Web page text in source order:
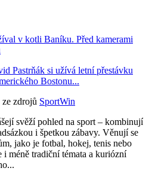
v kotli Baníku. Před kamerami
Pastrňák si užívá letní přestávku
Bostonu...
zdrojů SportWin
svěží pohled na sport – kombinují
i špetkou zábavy. Věnují se
jako je fotbal, hokej, tenis nebo
méně tradiční témata a kuriózní